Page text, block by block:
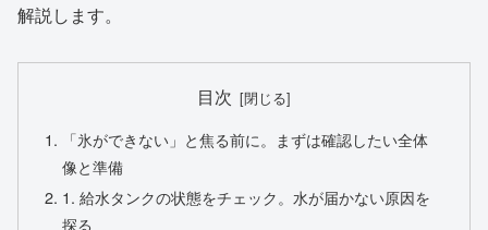
解説します。
目次
「氷ができない」と焦る前に。まずは確認したい全体
像と準備
1. 給水タンクの状態をチェック。水が届かない原因を
探る